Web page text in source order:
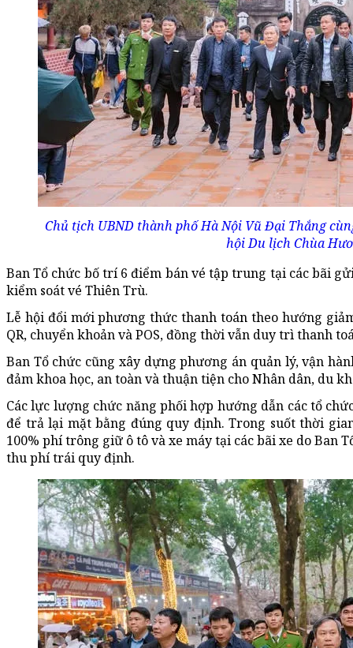
Chủ tịch UBND thành phố Hà Nội Vũ Đại Thắng
hội Du lịch Chùa
Ban Tổ chức bố trí 6 điểm bán vé tập trung tại các bãi
kiểm soát vé Thiên Trù.
Lễ hội đổi mới phương thức thanh toán theo hướng
QR, chuyển khoản và POS, đồng thời vẫn duy trì thanh
Ban Tổ chức cũng xây dựng phương án quản lý, vận
đảm khoa học, an toàn và thuận tiện cho Nhân dân, du
Các lực lượng chức năng phối hợp hướng dẫn các tổ
để trả lại mặt bằng đúng quy định. Trong suốt thời
100% phí trông giữ ô tô và xe máy tại các bãi xe do Ban
thu phí trái quy định.